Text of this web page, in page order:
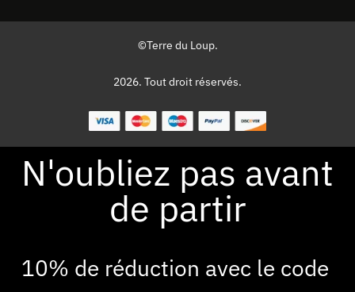
©Terre du Loup.
2026. Tout droit réservés.
N'oubliez pas avant
de partir
10% de réduction avec le code